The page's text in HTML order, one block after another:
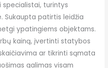
specialistai, turintys
patirtis leidžia
ypatingiems objektams.
kainą, įvertinti statybos
ar tikrinti sąmata
galimas visam